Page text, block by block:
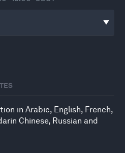
in Arabic, English, French,
Chinese, Russian and